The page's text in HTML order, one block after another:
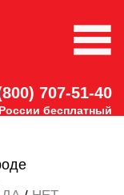
707-51-40
бесплатный